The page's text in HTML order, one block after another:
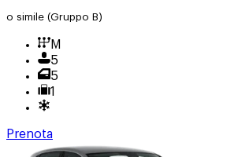
o simile (Gruppo B)
M
5
5
1
Prenota